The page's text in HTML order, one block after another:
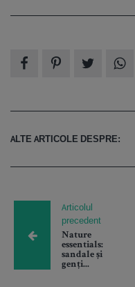
ALTE ARTICOLE DESPRE:
Articolul
precedent
Nature
essentials:
sandale și
genți...